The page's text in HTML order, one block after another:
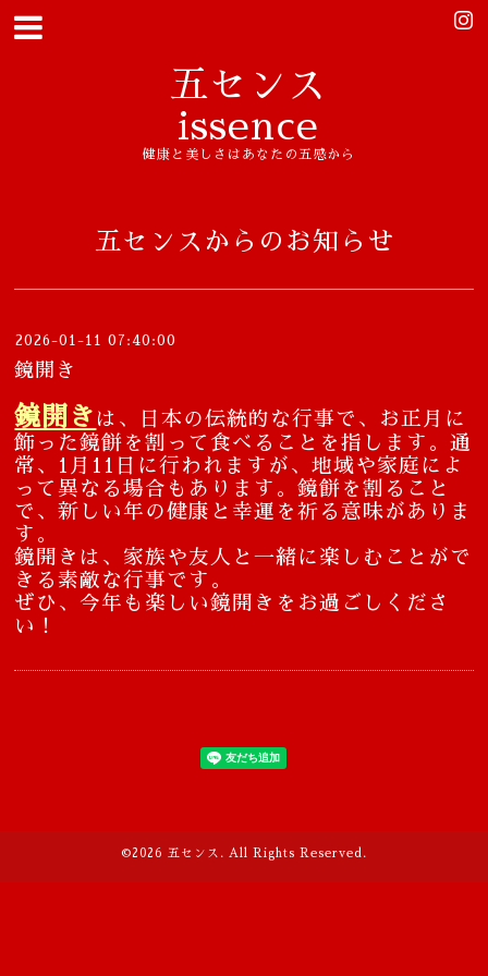
五センス
issence
健康と美しさはあなたの五感から
五センスからのお知らせ
2026-01-11 07:40:00
鏡開き
鏡開き は、日本の伝統的な行事で、お正月に
飾った鏡餅を割って食べることを指します。通
常、1月11日に行われますが、地域や家庭によ
って異なる場合もあります。鏡餅を割ること
で、新しい年の健康と幸運を祈る意味がありま
す。
鏡開きは、家族や友人と一緒に楽しむことがで
きる素敵な行事です。
ぜひ、今年も楽しい鏡開きをお過ごしくださ
い！
©2026 五センス . All Rights Reserved.